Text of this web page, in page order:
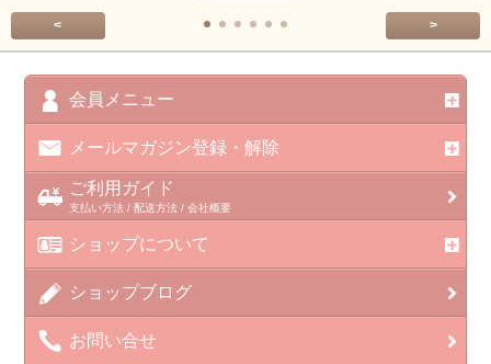
< >
会員メニュー
メールマガジン登録・解除
ご利用ガイド
支払い方法 / 配送方法 / 会社概要
ショップについて
ショップブログ
お問い合せ